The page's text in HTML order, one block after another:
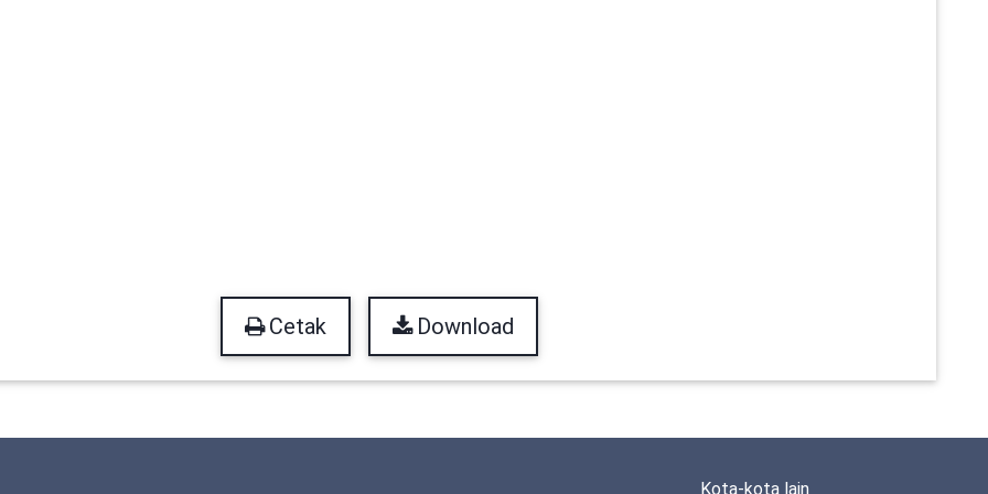
Cetak Download
Kota-kota lain